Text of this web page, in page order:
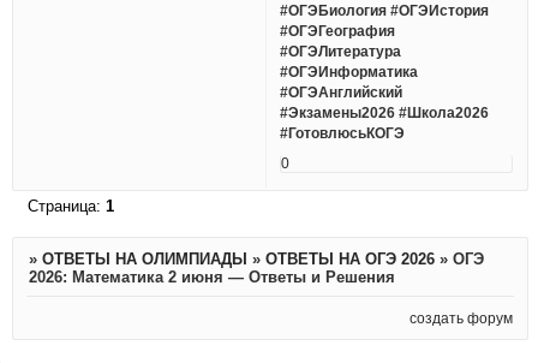
#ОГЭБиология #ОГЭИстория
#ОГЭГеография
#ОГЭЛитература
#ОГЭИнформатика
#ОГЭАнглийский
#Экзамены2026 #Школа2026
#ГотовлюсьКОГЭ
0
Страница: 1
» ОТВЕТЫ НА ОЛИМПИАДЫ » ОТВЕТЫ НА ОГЭ 2026 » ОГЭ
2026: Математика 2 июня — Ответы и Решения
создать форум